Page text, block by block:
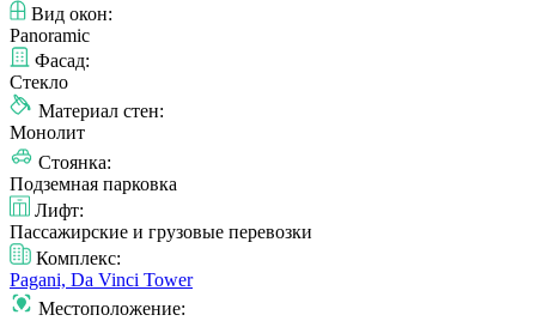
Вид окон:
Panoramic
Фасад:
Стекло
Материал стен:
Монолит
Стоянка:
Подземная парковка
Лифт:
Пассажирские и грузовые перевозки
Комплекс:
Pagani, Da Vinci Tower
Местоположение: